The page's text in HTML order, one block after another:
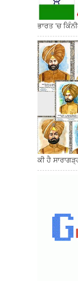
ਭਾਰਤ 'ਚ
ਕੀ ਹੈ